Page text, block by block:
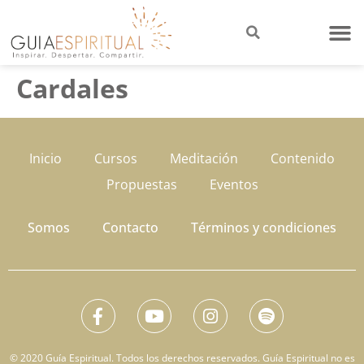
Cardales
Inicio Cursos Meditación
Contenido
Propuestas
Eventos
Somos Contacto Términos y condiciones
© 2020 Guía Espiritual. Todos los derechos reservados. Guía Espiritual no es